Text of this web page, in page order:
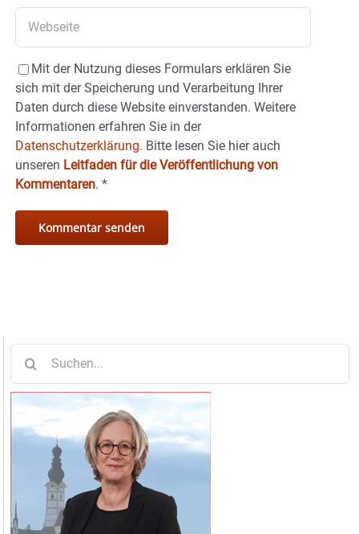
Mit der Nutzung dieses Formulars erklären Sie
sich mit der Speicherung und Verarbeitung Ihrer
Daten durch diese Website einverstanden. Weitere
Informationen erfahren Sie in der
Datenschutzerklärung. Bitte lesen Sie hier auch
unseren Leitfaden für die Veröffentlichung von
Kommentaren. *
nach: